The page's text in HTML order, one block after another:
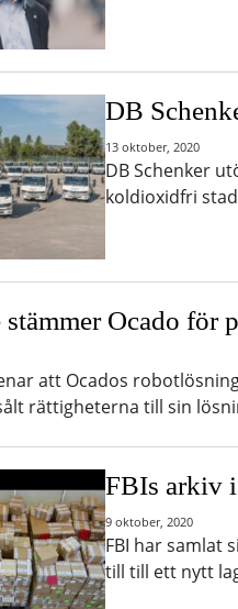
DB
13 oktober, 2020
DB Schenker
koldioxidfri
Ocado för
att Ocados
rättigheterna till sin
FBIs arkiv
9 oktober, 2020
FBI har samlat
till till ett nytt